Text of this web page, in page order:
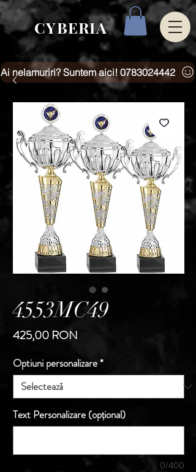
CYBERIA
Ai nelamuriri? Suntem aici! 0783024442
4553MC49
425,00 RON
Optiuni personalizare*
Text Personalizare (opțional)
0/400